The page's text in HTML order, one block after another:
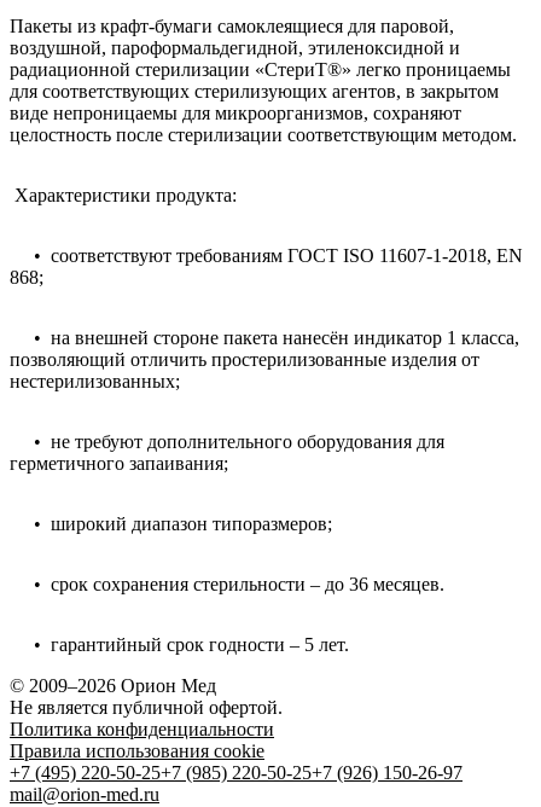
Пакеты из крафт-бумаги самоклеящиеся для паровой,
воздушной, пароформальдегидной, этиленоксидной и
радиационной стерилизации «СтериТ®» легко проницаемы
для соответствующих стерилизующих агентов, в закрытом
виде непроницаемы для микроорганизмов, сохраняют
целостность после стерилизации соответствующим методом.
Характеристики продукта:
• соответствуют требованиям ГОСТ ISO 11607-1-2018, EN
868;
• на внешней стороне пакета нанесён индикатор 1 класса,
позволяющий отличить простерилизованные изделия от
нестерилизованных;
• не требуют дополнительного оборудования для
герметичного запаивания;
• широкий диапазон типоразмеров;
• срок сохранения стерильности – до 36 месяцев.
• гарантийный срок годности – 5 лет.
© 2009–2026 Орион Мед
Не является публичной офертой.
Политика конфиденциальности
Правила использования cookie
+7 (495) 220-50-25+7 (985) 220-50-25+7 (926) 150-26-97
mail@orion-med.ru